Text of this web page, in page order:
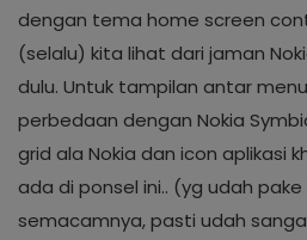
dengan tema home screen
(selalu) kita lihat dari jaman
dulu. Untuk tampilan antar
perbedaan dengan Nokia
grid ala Nokia dan icon aplikasi
ada di ponsel ini.. (yg udah
semacamnya, pasti udah